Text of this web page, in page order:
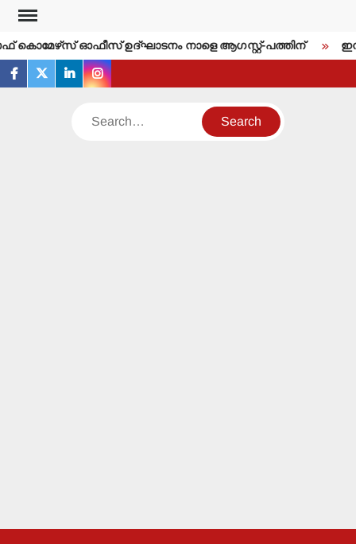
Skip
content
കൊമേഴ്‌സ് ഓഫീസ് ഉദ്ഘാടനം നാളെ ആഗസ്റ്റ്-പത്തിന്
facebook
twitterlinkedininstagram
Search